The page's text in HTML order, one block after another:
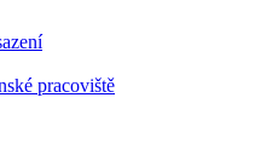
pracoviště